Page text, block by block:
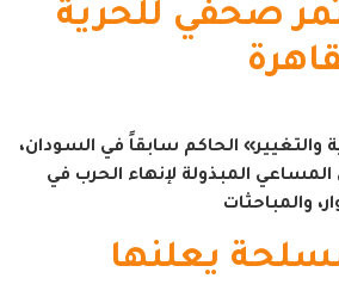
صحفي للحرية
والتغيير» الحاكم سابقاً في السودان،
المبذولة لإنهاء الحرب في
والمباحثات
يعلنها